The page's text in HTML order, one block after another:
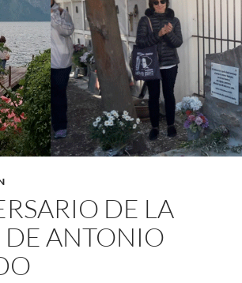
DE LA
DE ANTONIO